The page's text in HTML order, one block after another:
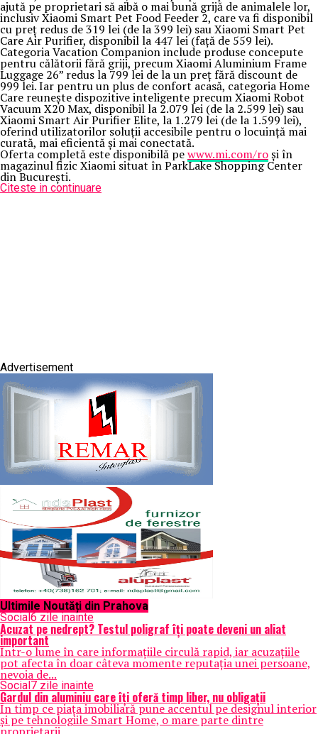
ajută pe proprietari să aibă o mai bună grijă de animalele lor,
inclusiv Xiaomi Smart Pet Food Feeder 2, care va fi disponibil
cu preț redus de 319 lei (de la 399 lei) sau Xiaomi Smart Pet
Care Air Purifier, disponibil la 447 lei (față de 559 lei).
Categoria Vacation Companion include produse concepute
pentru călătorii fără griji, precum Xiaomi Aluminium Frame
Luggage 26” redus la 799 lei de la un preț fără discount de
999 lei. Iar pentru un plus de confort acasă, categoria Home
Care reunește dispozitive inteligente precum Xiaomi Robot
Vacuum X20 Max, disponibil la 2.079 lei (de la 2.599 lei) sau
Xiaomi Smart Air Purifier Elite, la 1.279 lei (de la 1.599 lei),
oferind utilizatorilor soluții accesibile pentru o locuință mai
curată, mai eficientă și mai conectată.
Oferta completă este disponibilă pewww.mi.com/roși în
magazinul fizic Xiaomi situat în ParkLake Shopping Center
din București.
Citeste in continuare
Advertisement
Ultimile Noutăți din Prahova
Social6 zile inainte
Acuzat pe nedrept? Testul poligraf îţi poate deveni un aliat
important
Într-o lume în care informațiile circulă rapid, iar acuzațiile
pot afecta în doar câteva momente reputația unei persoane,
nevoia de...
Social7 zile inainte
Gardul din aluminiu care îți oferă timp liber, nu obligații
În timp ce piața imobiliară pune accentul pe designul interior
și pe tehnologiile Smart Home, o mare parte dintre